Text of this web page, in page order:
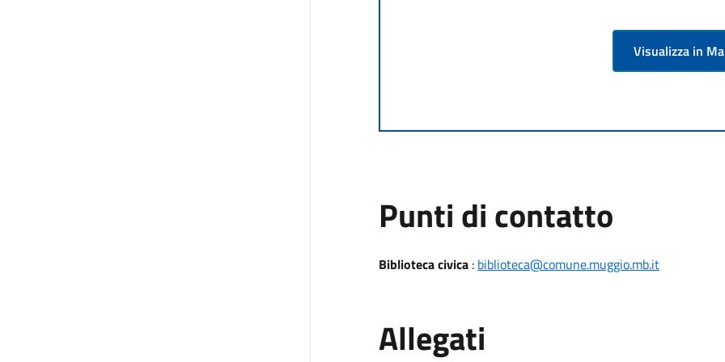
Visualizza in
Punti di contatto
Biblioteca civica: biblioteca@comune.muggio.mb.it
Allegati